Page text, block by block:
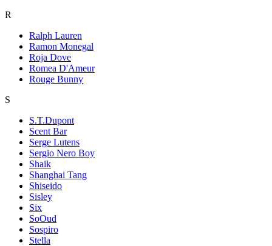
R
Ralph Lauren
Ramon Monegal
Roja Dove
Romea D'Ameur
Rouge Bunny
S
S.T.Dupont
Scent Bar
Serge Lutens
Sergio Nero Boy
Shaik
Shanghai Tang
Shiseido
Sisley
Six
SoOud
Sospiro
Stella